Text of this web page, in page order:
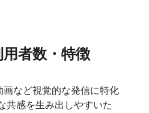
者数・特徴
画など視覚的な発信に特化
共感を生み出しやすいた